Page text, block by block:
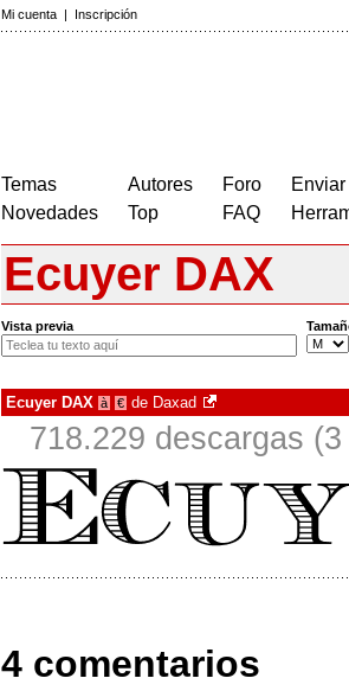
Mi cuenta | Inscripción
Temas
Novedades
Autores
Top
Foro
FAQ
Ecuyer DAX
Vista previa
Ecuyer DAX à € de Daxad
718.229 descargas
4 comentarios